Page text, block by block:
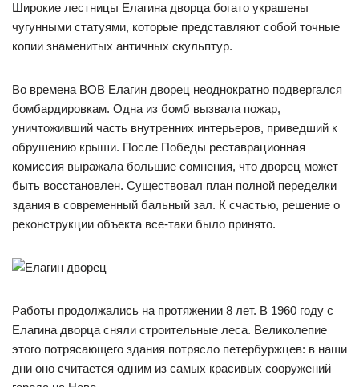
Широкие лестницы Елагина дворца богато украшены
чугунными статуями, которые представляют собой точные
копии знаменитых античных скульптур.
Во времена ВОВ Елагин дворец неоднократно подвергался
бомбардировкам. Одна из бомб вызвала пожар,
уничтоживший часть внутренних интерьеров, приведший к
обрушению крыши. После Победы реставрационная
комиссия выражала большие сомнения, что дворец может
быть восстановлен. Существовал план полной переделки
здания в современный бальный зал. К счастью, решение о
реконструкции объекта все-таки было принято.
Работы продолжались на протяжении 8 лет. В 1960 году с
Елагина дворца сняли строительные леса. Великолепие
этого потрясающего здания потрясло петербуржцев: в наши
дни оно считается одним из самых красивых сооружений